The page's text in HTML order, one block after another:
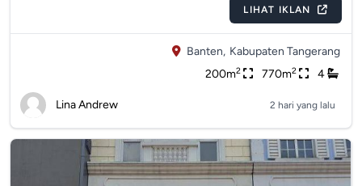
LIHAT IKLAN
Banten, Kabupaten Tangerang
200m2 770m2 4
Lina Andrew 2 hari yang lalu